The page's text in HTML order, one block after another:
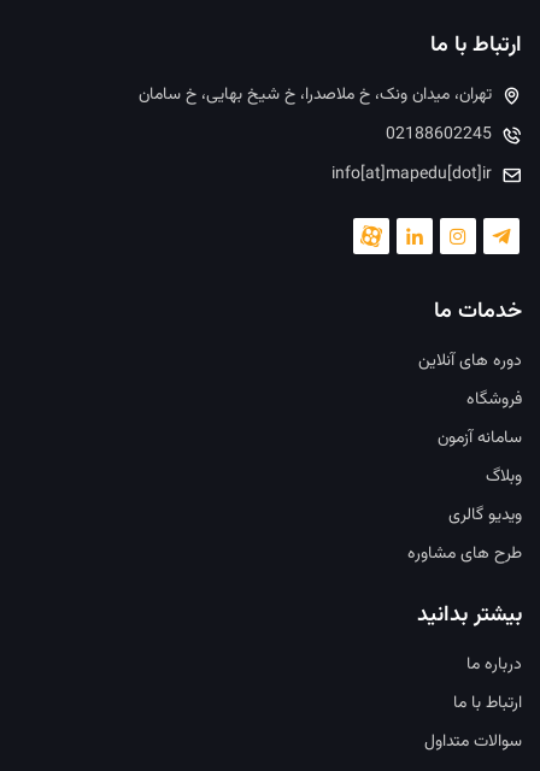
ارتباط با ما
تهران، میدان ونک، خ ملاصدرا، خ شیخ بهایی، خ سامان
02188602245
info[at]mapedu[dot]ir
خدمات ما
دوره های آنلاین
فروشگاه
سامانه آزمون
وبلاگ
ویدیو گالری
طرح های مشاوره
بیشتر بدانید
درباره ما
ارتباط با ما
سوالات متداول